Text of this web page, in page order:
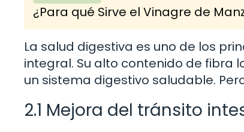
¿Para qué Sirve el Vinagre de
La salud digestiva es uno de los
integral. Su alto contenido de fibra
un sistema digestivo saludable.
2.1 Mejora del tránsito